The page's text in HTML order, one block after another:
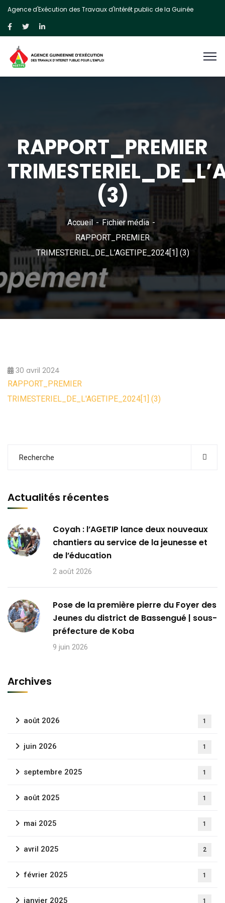
Agence d'Exécution des Travaux d'Intérêt public de la Guinée
RAPPORT_PREMIER
(3)
Accueil
Fichier média
RAPPORT_PREMIER
TRIMESTERIEL_DE_L’AGETIPE_2024[1] (3)
30 avril 2024
RAPPORT_PREMIER
TRIMESTERIEL_DE_L'AGETIPE_2024[1] (3)
Actualités récentes
Coyah : l’AGETIP lance deux nouveaux
chantiers au service de la jeunesse et
de l’éducation
2 août 2026
Pose de la première pierre du Foyer des
Jeunes du district de Bassengué | sous-
préfecture de Koba
9 juin 2026
Archives
août 2026 1
juin 2026 1
septembre 2025 1
août 2025 1
mai 2025 1
avril 2025 2
février 2025 1
janvier 2025 1